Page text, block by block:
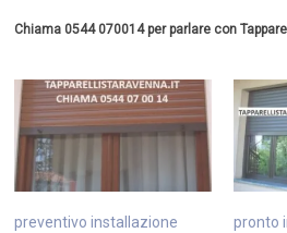
Chiama 0544 070014 per parlare con
preventivo installazione
pronto